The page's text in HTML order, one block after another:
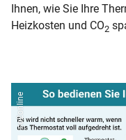
Ihnen, wie Sie Ihre
Heizkosten und CO2
co2online